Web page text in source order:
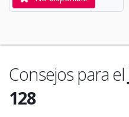
Consejos para el
128